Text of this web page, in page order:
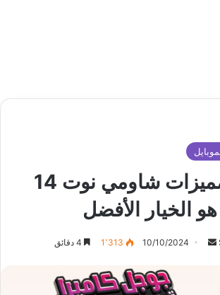
إليك أهم مميزات شاومي نوت 14
الخيار الأفضل
أرسل 10/10/2024 1٬313